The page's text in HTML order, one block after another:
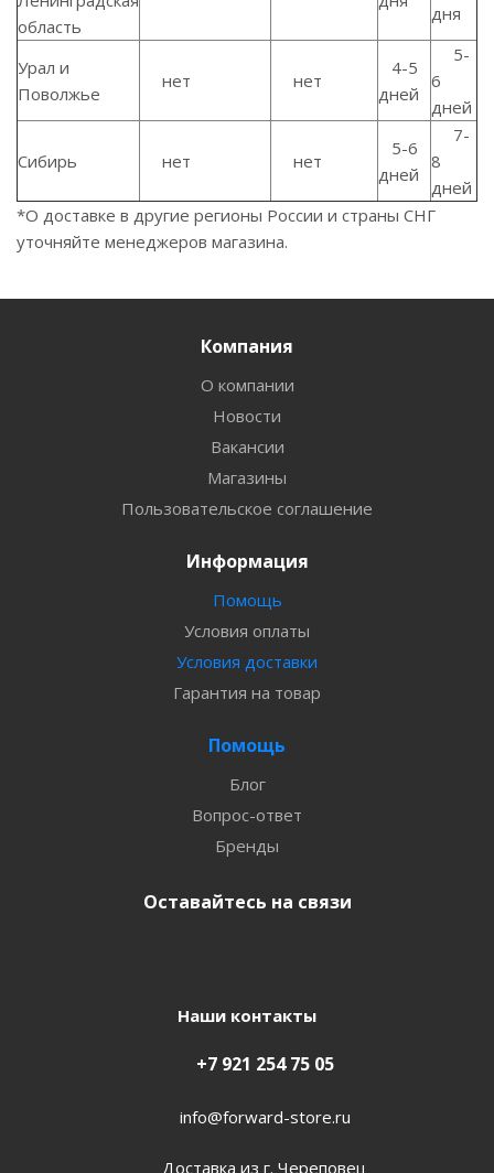
область
дня
Урал и
Поволжье
нет нет
4-5
дней
5-
6
дней
Сибирь нет нет
5-6
дней
7-
8
дней
*О доставке в другие регионы России и страны СНГ
уточняйте менеджеров магазина.
Компания
О компании
Новости
Вакансии
Магазины
Пользовательское соглашение
Информация
Помощь
Условия оплаты
Условия доставки
Гарантия на товар
Помощь
Блог
Вопрос-ответ
Бренды
Оставайтесь на связи
Наши контакты
+7 921 254 75 05
info@forward-store.ru
Доставка из г. Череповец